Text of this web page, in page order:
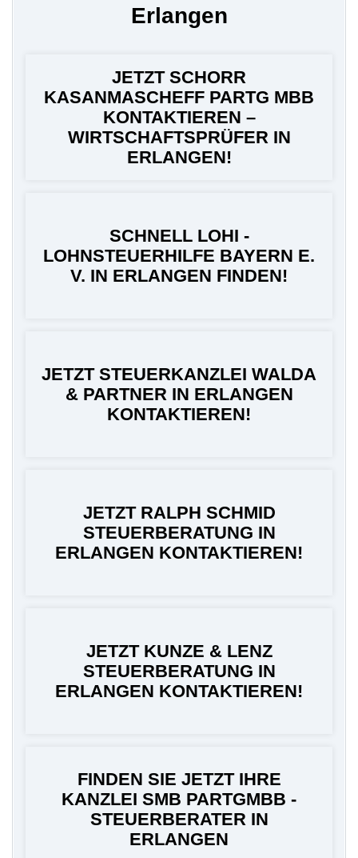
Erlangen
JETZT SCHORR
KASANMASCHEFF PARTG MBB
KONTAKTIEREN –
WIRTSCHAFTSPRÜFER IN
ERLANGEN!
SCHNELL LOHI -
LOHNSTEUERHILFE BAYERN E.
V. IN ERLANGEN FINDEN!
JETZT STEUERKANZLEI WALDA
& PARTNER IN ERLANGEN
KONTAKTIEREN!
JETZT RALPH SCHMID
STEUERBERATUNG IN
ERLANGEN KONTAKTIEREN!
JETZT KUNZE & LENZ
STEUERBERATUNG IN
ERLANGEN KONTAKTIEREN!
FINDEN SIE JETZT IHRE
KANZLEI SMB PARTGMBB -
STEUERBERATER IN
ERLANGEN